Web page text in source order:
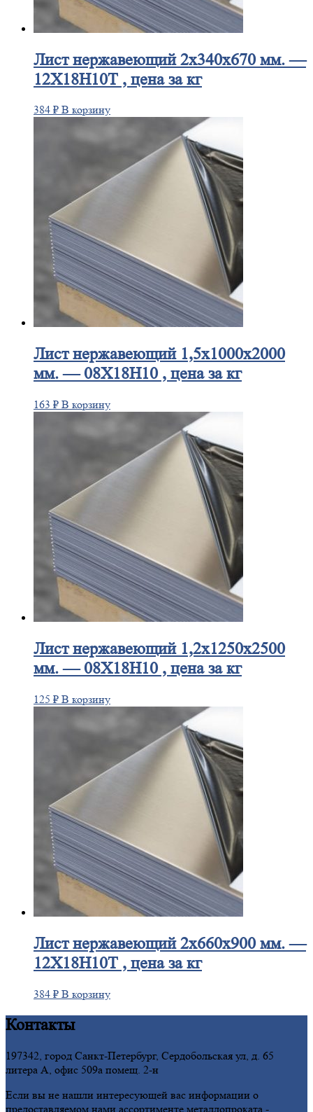
Листнержавеющий 2x340x670 мм. —
12Х18Н10Т , цена за кг
384 ₽ В корзину
Листнержавеющий 1,5x1000x2000
мм. — 08Х18Н10 , цена за кг
163 ₽ В корзину
Листнержавеющий 1,2x1250x2500
мм. — 08Х18Н10 , цена за кг
125 ₽ В корзину
Листнержавеющий 2x660x900 мм. —
12Х18Н10Т , цена за кг
384 ₽ В корзину
Контакты
197342, город Санкт-Петербург, Сердобольская ул, д. 65
литера А, офис 509а помещ. 2-н
Если вы не нашли интересующей вас информации о
предоставляемом нами ассортименте металлопроката -